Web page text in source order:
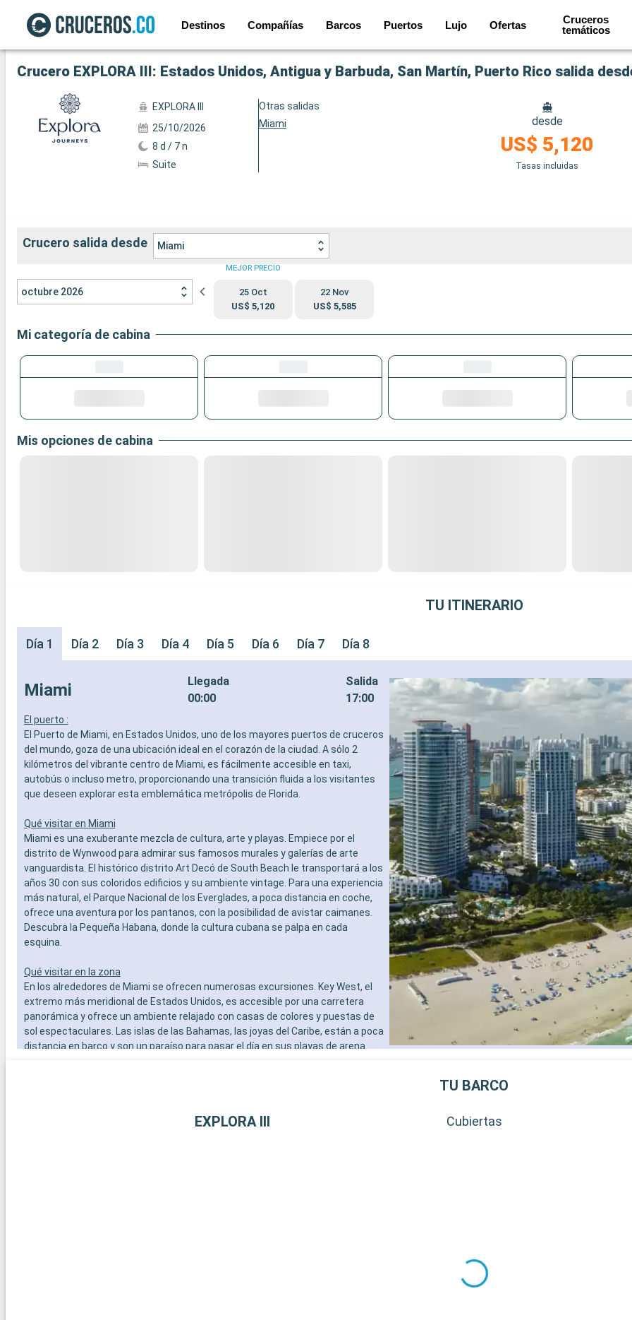
Destinos Compañías Barcos Puertos Lujo Ofertas
Cruceros
temáticos
Ver las 63 fotos siguientes
Crucero EXPLORA III: Estados Unidos, Antigua y Barbuda, San Martín, Puerto Rico salida
EXPLORA III
25/10/2026
8 d / 7 n
Suite
Otras salidas
Miami
desde
US$ 5,120
Tasas incluidas
Crucero salida desde Miami
octubre 2026
MEJOR PRECIO
25 Oct
US$ 5,120
22 Nov
US$ 5,585
Mi categoría de cabina
Mis opciones de cabina
TU ITINERARIO
Día 1 Día 2 Día 3 Día 4 Día 5 Día 6 Día 7 Día 8
Miami
Llegada
00:00
Salida
17:00
El puerto :
El Puerto de Miami, en Estados Unidos, uno de los mayores puertos de cruceros
del mundo, goza de una ubicación ideal en el corazón de la ciudad. A sólo 2
kilómetros del vibrante centro de Miami, es fácilmente accesible en taxi,
autobús o incluso metro, proporcionando una transición fluida a los visitantes
que deseen explorar esta emblemática metrópolis de Florida.
Qué visitar en Miami
Miami es una exuberante mezcla de cultura, arte y playas. Empiece por el
distrito de Wynwood para admirar sus famosos murales y galerías de arte
vanguardista. El histórico distrito Art Decó de South Beach le transportará a los
años 30 con sus coloridos edificios y su ambiente vintage. Para una experiencia
más natural, el Parque Nacional de los Everglades, a poca distancia en coche,
ofrece una aventura por los pantanos, con la posibilidad de avistar caimanes.
Descubra la Pequeña Habana, donde la cultura cubana se palpa en cada
esquina.
Qué visitar en la zona
En los alrededores de Miami se ofrecen numerosas excursiones. Key West, el
extremo más meridional de Estados Unidos, es accesible por una carretera
panorámica y ofrece un ambiente relajado con casas de colores y puestas de
sol espectaculares. Las islas de las Bahamas, las joyas del Caribe, están a poca
distancia en barco y son un paraíso para pasar el día en sus playas de arena
TU BARCO
EXPLORA III Cubiertas